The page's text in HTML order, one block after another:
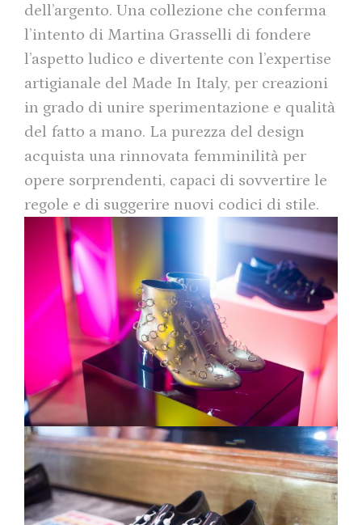
dell’argento. Una collezione che conferma
l’intento di Martina Grasselli di fondere
l’aspetto ludico e divertente con l’expertise
artigianale del Made In Italy, per creazioni
in grado di unire sperimentazione e qualità
del fatto a mano. La purezza del design
acquista una rinnovata femminilità per
opere sorprendenti, capaci di sovvertire le
regole e di suggerire nuovi codici di stile.